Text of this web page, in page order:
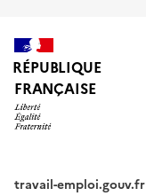
RÉPUBLIQUE
FRANÇAISE
travail-emploi.gouv.fr